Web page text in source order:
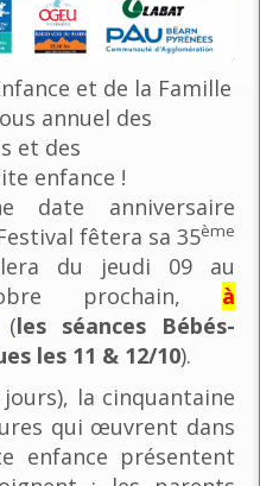
et de la Famille
annuel des
et des
enfance !
date anniversaire
fêtera sa 35ème
du jeudi 09 au
prochain, à
(les séances Bébés-
les 11 & 12/10).
la cinquantaine
qui œuvrent dans
enfance présentent